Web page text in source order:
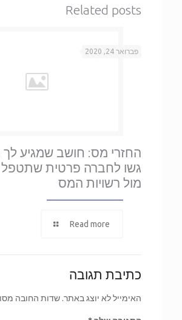
Related posts
פברואר 24, 2020
החזרי מס: חושב שמגיע לך
גשו לחברה פרטית שתטפל
מול רשויות המס
Read more
כתיבת תגובה
האימייל לא יוצג באתר. שדות החובה